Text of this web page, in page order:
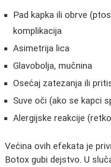
Pad kapka ili obrve
komplikacija
Asimetrija lica
Glavobolja, mučnina
Osećaj zatezanja ili
Suve oči (ako se kapci
Alergijske reakcije
Većina ovih efekata je
Botox gubi dejstvo. U